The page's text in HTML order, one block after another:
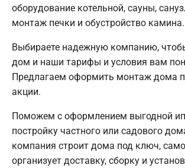
оборудование котельной, сауны,
монтаж печки и обустройство камина.
Выбираете надежную компанию,
дом и наши тарифы и условия вам
Предлагаем оформить монтаж дома
акции.
Поможем с оформлением выгодной
постройку частного или садового
компания строит дома под ключ,
организует доставку, сборку и